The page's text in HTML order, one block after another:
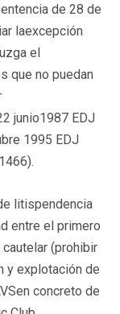
de 28 de
laexcepción
el
que no puedan
junio1987 EDJ
1995 EDJ
litispendencia
entre el primero
(prohibir
y explotación de
concreto de